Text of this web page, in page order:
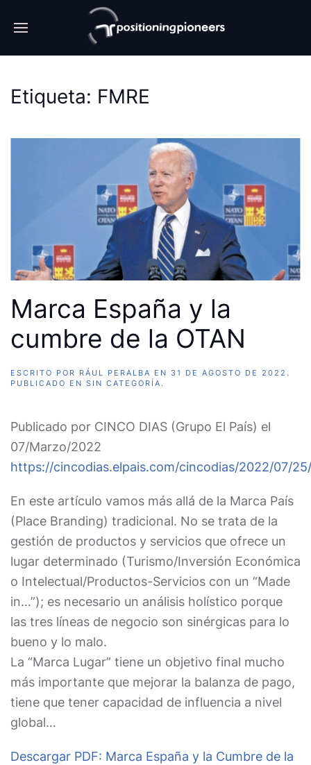
Etiqueta: FMRE
Marca España y la
cumbre de la OTAN
ESCRITO POR RÁUL PERALBA EN 31 DE AGOSTO DE 2022 .
PUBLICADO EN SIN CATEGORÍA .
Publicado por CINCO DIAS (Grupo El País) el
07/Marzo/2022
https://cincodias.elpais.com/cincodias/2022/07/
En este artículo vamos más allá de la Marca País
(Place Branding) tradicional. No se trata de la
gestión de productos y servicios que ofrece un
lugar determinado (Turismo/Inversión Económica
o Intelectual/Productos-Servicios con un “Made
in…”); es necesario un análisis holístico porque
las tres líneas de negocio son sinérgicas para lo
bueno y lo malo.
La “Marca Lugar” tiene un objetivo final mucho
más importante que mejorar la balanza de pago,
tiene que tener capacidad de influencia a nivel
global…
Descargar PDF: Marca España y la Cumbre de la